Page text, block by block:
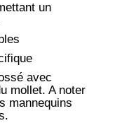
un
avec
mollet. A noter
mannequins